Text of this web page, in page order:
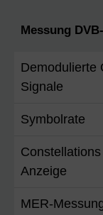
Messung
Demodulierte
Signale
Symbolrate
Anzeige
MER-